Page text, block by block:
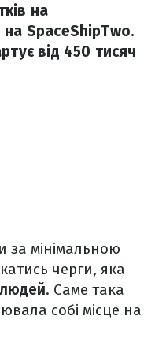
на
на SpaceShipTwo.
від 450 тисяч
за мінімальною
черги, яка
. Саме така
собі місце на